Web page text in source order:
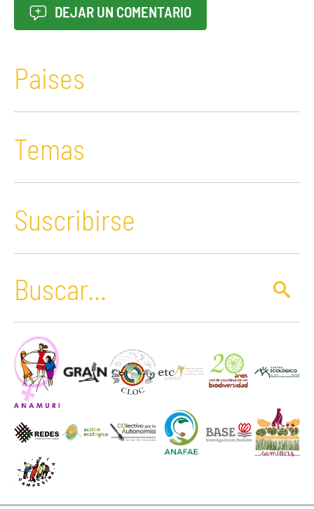
DEJAR UN COMENTARIO
Paises
Temas
Suscribirse